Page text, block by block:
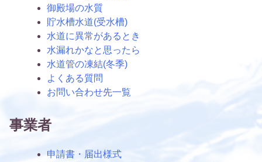
御殿場の水質
貯水槽水道(受水槽)
水道に異常があるとき
水漏れかなと思ったら
水道管の凍結(冬季)
よくある質問
お問い合わせ先一覧
事業者
申請書・届出様式